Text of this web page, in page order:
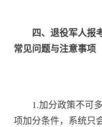
四、退役军人报考
常见问题与注意事项
1.加分政策不可多
项加分条件，系统只